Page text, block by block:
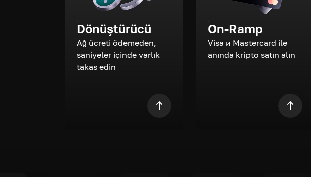
Dönüştürücü
Ağ ücreti ödemeden,
saniyeler içinde varlık
takas edin
On-Ramp
Visa и Mastercard ile
anında kripto satın alın